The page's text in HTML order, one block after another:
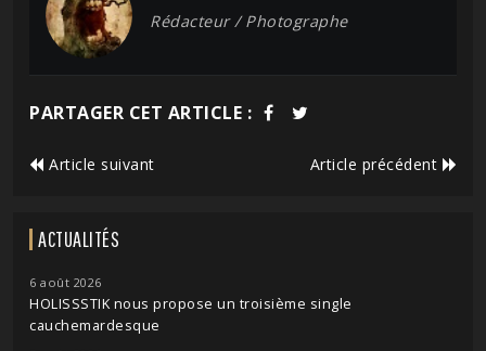
Rédacteur / Photographe
PARTAGER CET ARTICLE :
Article suivant Article précédent
ACTUALITÉS
6 août 2026
HOLISSSTIK nous propose un troisième single
cauchemardesque